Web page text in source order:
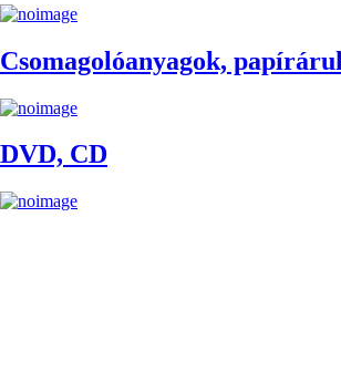
Csomagolóanyagok,
DVD, CD